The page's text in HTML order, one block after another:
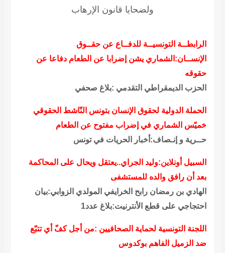
ولضحايا قانون الإرهاب
الرابطــة التونسيــة للدفــاع عن حقــوق
الإنســان:الشماري يشن إضرابا عن الطعام دفاعا عن
حقوقه
الحزب الديمقراطي التقدمي :بلاغ صحفي
الحملة الدولية لحقوق الإنسان بتونس النّاشط الحقوقي
خميّس الشماري في إضراب مفتوح عن الطعام
حــرية و إنـصاف:أخبار الحريات في تونس
السبيل أونلاين:وليد الجراي..يعتقل ويحال على المحاكمة
بعد أن رافق والده للمستشفى
الهادي بن رمضان رابح الخرايفي المولدي الزوابي:بيان
احتجاجي على قطع الأنترنيت:بلاغ عدد1
اللجنة التونسية لحماية الصحافيين :من أجل كفّ أي تتبّع
ضد الزميل الفاهم بوكدوس